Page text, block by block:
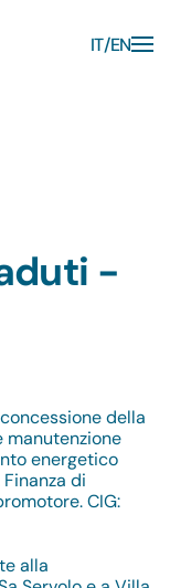
IT EN
-
della
manutenzione
energetico
di
CIG:
alla